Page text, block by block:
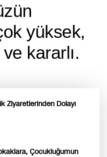
yüksek,
kararlı.
Ziyaretlerinden Dolayı
Çocukluğumun